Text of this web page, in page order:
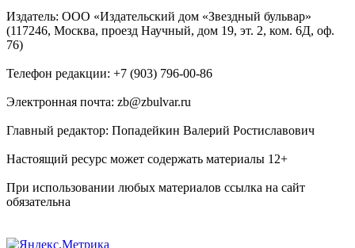
Издатель: ООО «Издательский дом «Звездный бульвар»
(117246, Москва, проезд Научный, дом 19, эт. 2, ком. 6Д, оф.
76)
Телефон редакции: +7 (903) 796-00-86
Электронная почта: zb@zbulvar.ru
Главный редактор: Попадейкин Валерий Ростиславович
Настоящий ресурс может содержать материалы 12+
При использовании любых материалов ссылка на сайт
обязательна